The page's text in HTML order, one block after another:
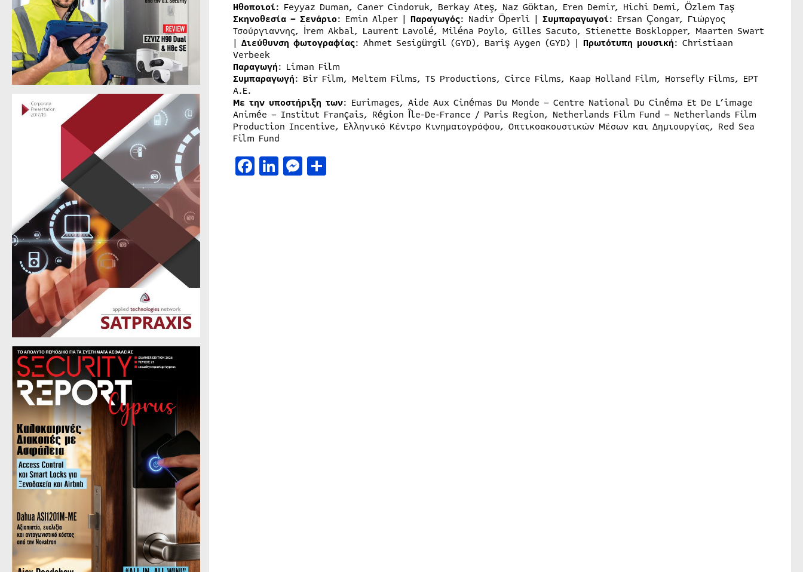
Ηθοποιοί: Feyyaz Duman, Caner Cindoruk, Berkay Ateş, Naz Göktan, Eren Demir, Hichi Demi, Özlem Taş
Σκηνοθεσία – Σενάριο: Emin Alper | Παραγωγός: Nadir Öperli | Συμπαραγωγοί: Ersan Çongar, Γιώργος
Τσούργιαννης, İrem Akbal, Laurent Lavolé, Miléna Poylo, Gilles Sacuto, Stienette Bosklopper, Maarten Swart
| Διεύθυνση φωτογραφίας: Ahmet Sesigürgil (GYD), Bariş Aygen (GYD) | Πρωτότυπη μουσική: Christiaan
Verbeek
Παραγωγή: Liman Film
Συμπαραγωγή: Bir Film, Meltem Films, TS Productions, Circe Films, Kaap Holland Film, Horsefly Films, ΕΡΤ
Α.Ε.
Με την υποστήριξη των: Eurimages, Aide Aux Cinémas Du Monde – Centre National Du Cinéma Et De L’image
Animée – Institut Français, Région Île-De-France / Paris Region, Netherlands Film Fund – Netherlands Film
Production Incentive, Ελληνικό Κέντρο Κινηματογράφου, Οπτικοακουστικών Μέσων και Δημιουργίας, Red Sea
Film Fund
Facebook
LinkedIn
Messenger
Μοιραστείτε